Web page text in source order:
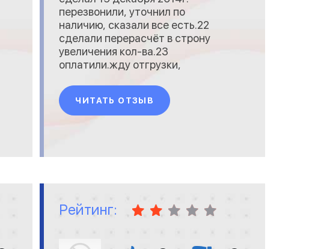
перезвонили, уточнил по
наличию, сказали все есть.22
сделали перерасчёт в строну
увеличения кол-ва.23
оплатили.жду отгрузки,
и получаю ответ:""Не успели
собрать товар в указанные
рамкиПоэтому отправка 13
ЧИТАТЬ ОТЗЫВ
Рейтинг: